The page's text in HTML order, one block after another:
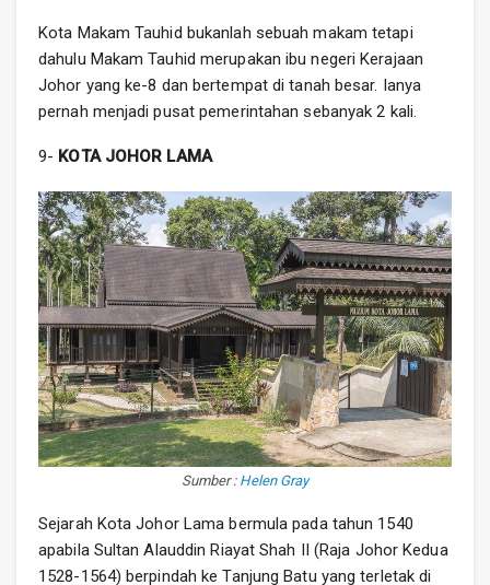
Kota Makam Tauhid bukanlah sebuah makam tetapi
dahulu Makam Tauhid merupakan ibu negeri Kerajaan
Johor yang ke-8 dan bertempat di tanah besar. Ianya
pernah menjadi pusat pemerintahan sebanyak 2 kali.
9- KOTA JOHOR LAMA
Sumber : Helen Gray
Sejarah Kota Johor Lama bermula pada tahun 1540
apabila Sultan Alauddin Riayat Shah II (Raja Johor Kedua
1528-1564) berpindah ke Tanjung Batu yang terletak di